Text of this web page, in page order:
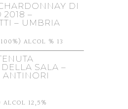
DI
2018 –
– UMBRIA
ALCOL % 13
SALA –
ANTINORI
ALCOL 12,5%